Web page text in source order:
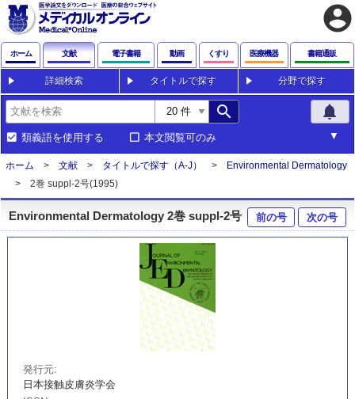
account_circle
ホーム 文献 電子書籍 動画 くすり 医療機器 書籍通販
詳細検索 タイトルで探す 分野で探す
search notifications
類義語を使用する 本文閲覧可のみ
ホーム 文献 タイトルで探す（A-J）
Environmental Dermatology
2巻 suppl-2号(1995)
Environmental Dermatology 2巻 suppl-2号 前の号 次の号
発行元
日本接触皮膚炎学会